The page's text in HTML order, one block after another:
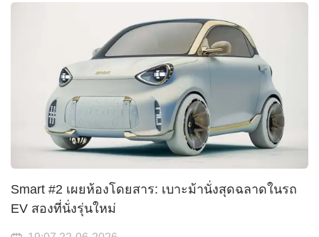
Smart #2 เผยห้องโดยสาร: เบาะม้านั่งสุดฉลาดในรถ
EV สองที่นั่งรุ่นใหม่